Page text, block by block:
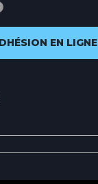
EN LIGNE